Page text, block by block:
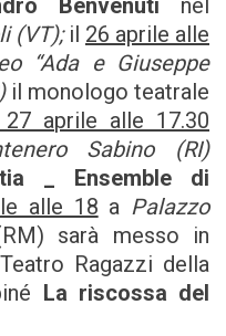
Benvenuti nel
(VT); il 26 aprile alle
“Ada e Giuseppe
il monologo teatrale
aprile alle 17.30
Sabino (RI)
_ Ensemble di
alle 18 a Palazzo
sarà messo in
Ragazzi della
La riscossa del